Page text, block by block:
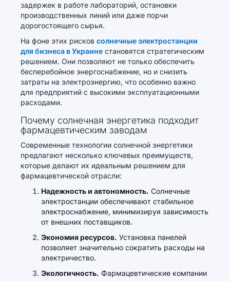
задержек в работе лабораторий, остановки
производственных линий или даже порчи
дорогостоящего сырья.
На фоне этих рисков солнечные электростанции
для бизнеса в Украине становятся стратегическим
решением. Они позволяют не только обеспечить
бесперебойное энергоснабжение, но и снизить
затраты на электроэнергию, что особенно важно
для предприятий с высокими эксплуатационными
расходами.
Почему солнечная энергетика подходит
фармацевтическим заводам
Современные технологии солнечной энергетики
предлагают несколько ключевых преимуществ,
которые делают их идеальным решением для
фармацевтической отрасли:
Надежность и автономность. Солнечные
электростанции обеспечивают стабильное
электроснабжение, минимизируя зависимость
от внешних поставщиков.
Экономия ресурсов. Установка панелей
позволяет значительно сократить расходы на
электричество.
Экологичность. Фармацевтические компании